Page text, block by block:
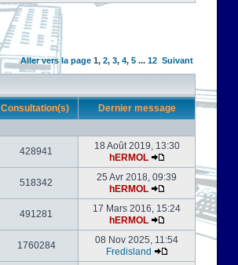
Aller vers la page 1, 2, 3, 4, 5 ... 12 Suivant
Consultation(s) Dernier message
428941
18 Août 2019, 13:30
hERMOL
518342
25 Avr 2018, 09:39
hERMOL
491281
17 Mars 2016, 15:24
hERMOL
1760284
08 Nov 2025, 11:54
Fredisland